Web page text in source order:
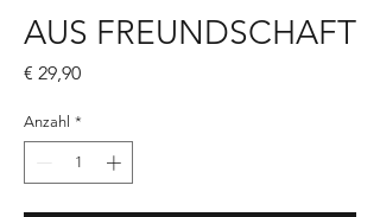
AUS FREUNDSCHAFT
€ 29,90Preis
Anzahl *